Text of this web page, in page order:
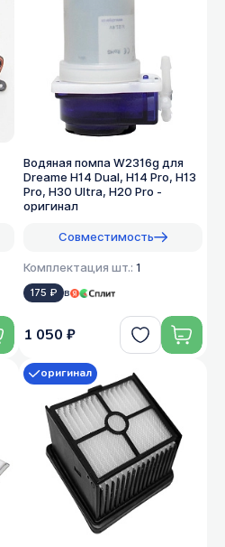
Водяная помпа W2316g для
Dreame H14 Dual, H14 Pro, H13
Pro, H30 Ultra, H20 Pro -
оригинал
Совместимость
Комплектация шт.: 1
175 ₽ в
1 050 ₽
оригинал